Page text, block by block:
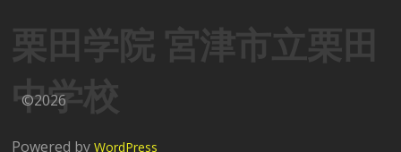
ト)
栗田学院 宮津市立栗田
中学校
©2026
Powered byWordPress